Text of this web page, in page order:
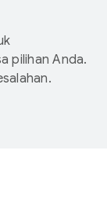
pilihan Anda.